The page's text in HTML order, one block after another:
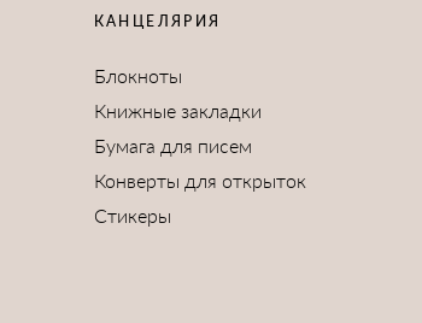
КАНЦЕЛЯРИЯ
Блокноты
Книжные закладки
Бумага для писем
Конверты для открыток
Стикеры